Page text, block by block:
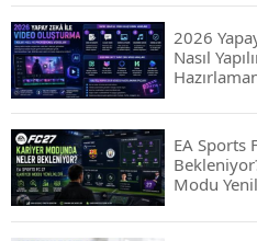
2026
Nasıl
EA Sports
Modu